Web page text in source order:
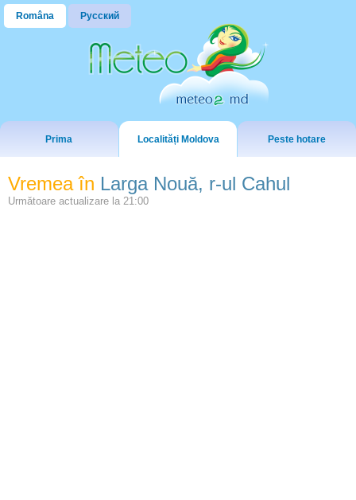
Româna Русский
Prima Localități Moldova Peste hotare
Vremea în Larga Nouă, r-ul Cahul
Următoare actualizare la 21:00